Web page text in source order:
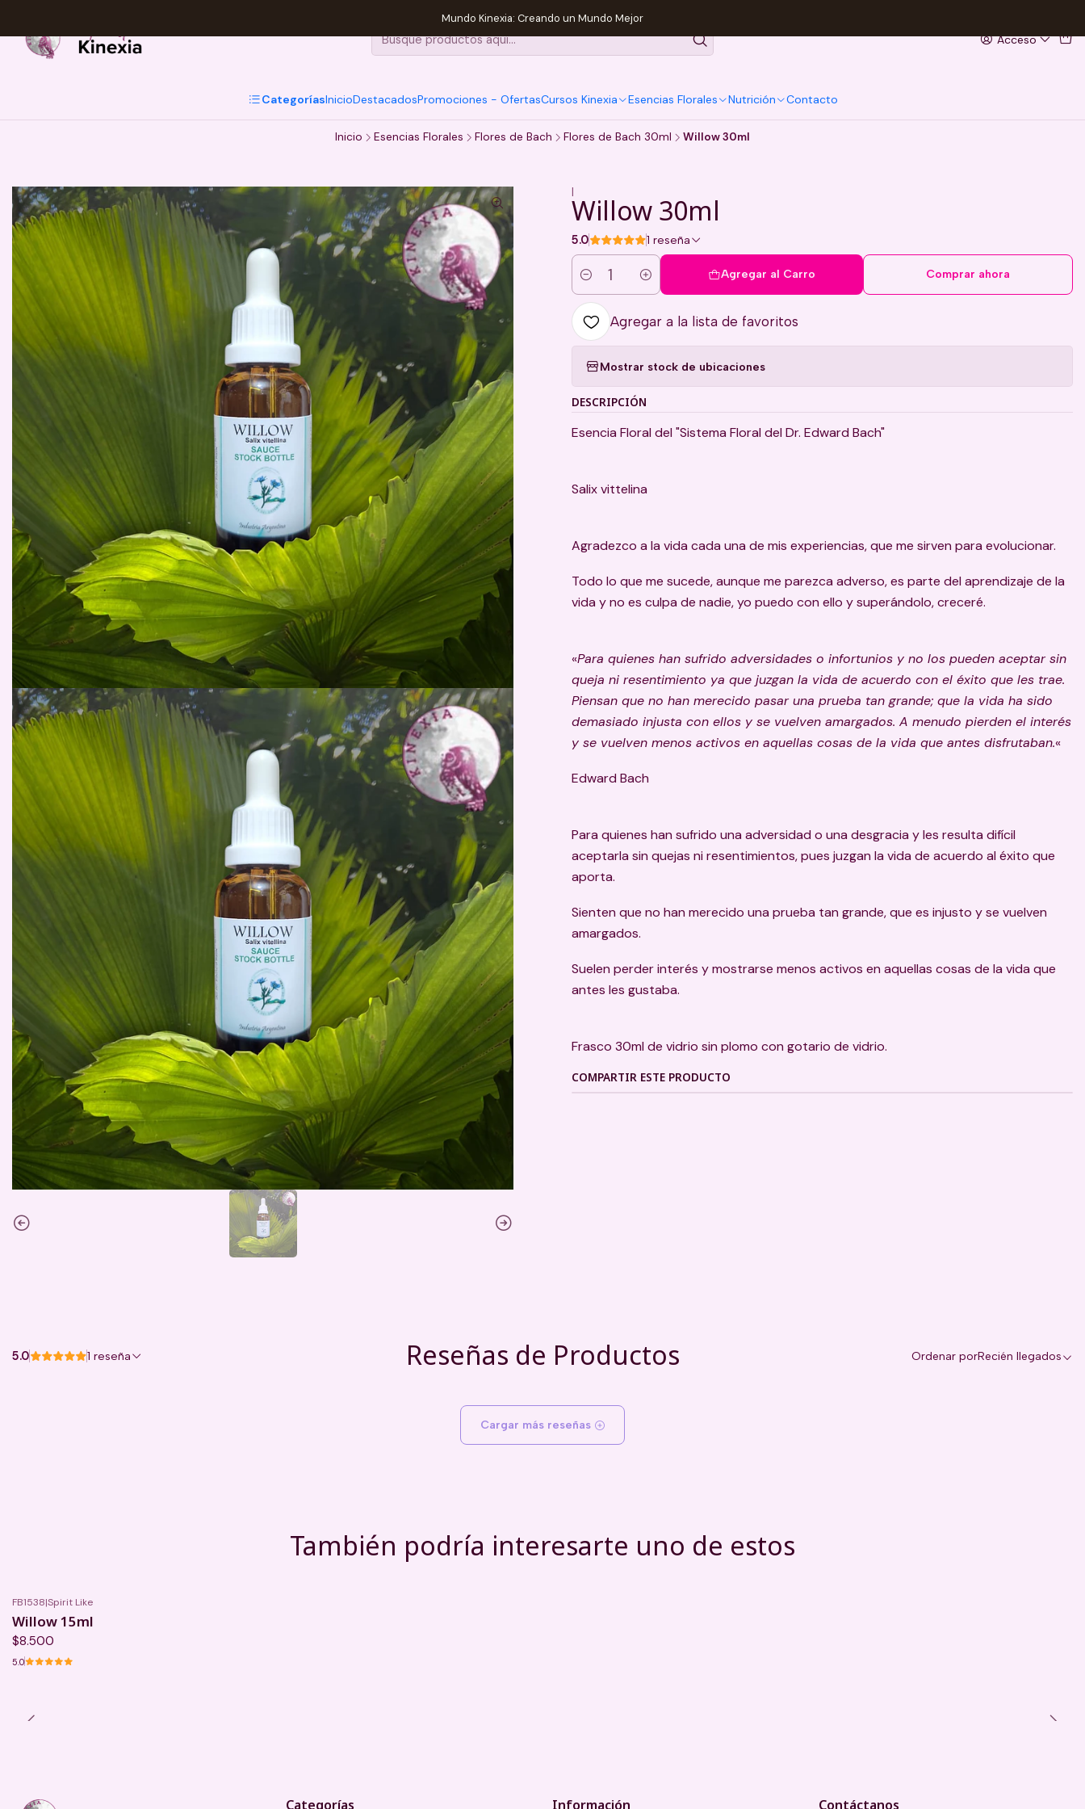
Acceso
CategoríasInicioDestacadosPromociones - OfertasCursos Kinexia Esencias Florales Nutrición Contacto
Mundo Kinexia: Creando un Mundo Mejor
Inicio Esencias Florales Flores de Bach Flores de Bach 30ml Willow 30ml
|
Willow 30ml
5.0 1 reseña
Cantidad
Agregar al Carro Comprar ahora
Agregar a la lista de favoritos
Mostrar stock de ubicaciones
DESCRIPCIÓN
Esencia Floral del "Sistema Floral del Dr. Edward Bach"
Salix vittelina
Agradezco a la vida cada una de mis experiencias, que me sirven para evolucionar.
Todo lo que me sucede, aunque me parezca adverso, es parte del aprendizaje de la
vida y no es culpa de nadie, yo puedo con ello y superándolo, creceré.
«Para quienes han sufrido adversidades o infortunios y no los pueden aceptar sin
queja ni resentimiento ya que juzgan la vida de acuerdo con el éxito que les trae.
Piensan que no han merecido pasar una prueba tan grande; que la vida ha sido
demasiado injusta con ellos y se vuelven amargados. A menudo pierden el interés
y se vuelven menos activos en aquellas cosas de la vida que antes disfrutaban.«
Edward Bach
Para quienes han sufrido una adversidad o una desgracia y les resulta difícil
aceptarla sin quejas ni resentimientos, pues juzgan la vida de acuerdo al éxito que
aporta.
Sienten que no han merecido una prueba tan grande, que es injusto y se vuelven
amargados.
Suelen perder interés y mostrarse menos activos en aquellas cosas de la vida que
antes les gustaba.
Frasco 30ml de vidrio sin plomo con gotario de vidrio.
COMPARTIR ESTE PRODUCTO
Reseñas de Productos
5.0 1 reseña Ordenar porRecién llegados
Cargar más reseñas
También podría interesarte uno de estos
FB1538|Spirit Like
Willow 15ml
$8.500
5.0
Categorías Información Contáctanos